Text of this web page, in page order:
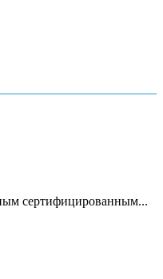
сертифицированным...